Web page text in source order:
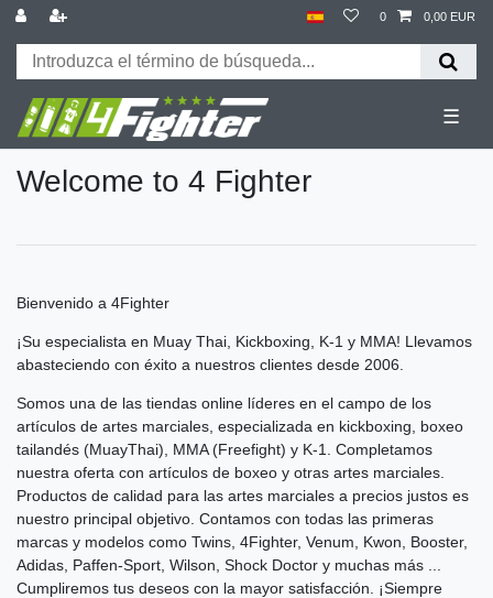
0 0,00 EUR
☰
Welcome to 4 Fighter
Bienvenido a 4Fighter
¡Su especialista en Muay Thai, Kickboxing, K-1 y MMA! Llevamos
abasteciendo con éxito a nuestros clientes desde 2006.
Somos una de las tiendas online líderes en el campo de los
artículos de artes marciales, especializada en kickboxing, boxeo
tailandés (MuayThai), MMA (Freefight) y K-1. Completamos
nuestra oferta con artículos de boxeo y otras artes marciales.
Productos de calidad para las artes marciales a precios justos es
nuestro principal objetivo. Contamos con todas las primeras
marcas y modelos como Twins, 4Fighter, Venum, Kwon, Booster,
Adidas, Paffen-Sport, Wilson, Shock Doctor y muchas más ...
Cumpliremos tus deseos con la mayor satisfacción. ¡Siempre